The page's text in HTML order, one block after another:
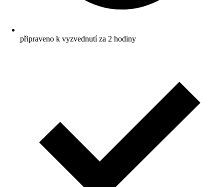
připraveno k vyzvednutí za 2 hodiny